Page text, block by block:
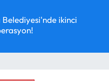
Belediyesi'nde ikinci